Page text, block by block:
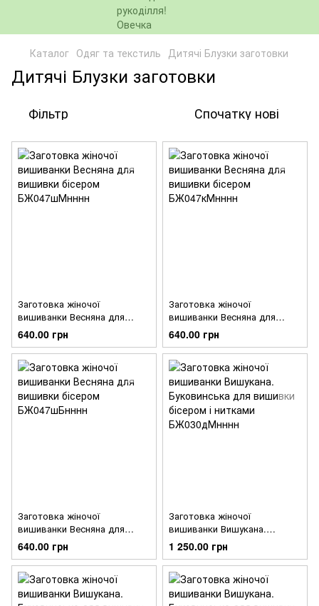
Каталог Одяг та текстиль Дитячі Блузки заготовки
Дитячі Блузки заготовки
Фільтр Спочатку нові
Заготовка жіночої
вишиванки Весняна для
вишивки бісером
БЖ047шМнннн
640.00 грн
Заготовка жіночої
вишиванки Весняна для
вишивки бісером
БЖ047кМнннн
640.00 грн
Заготовка жіночої
вишиванки Весняна для
вишивки бісером
БЖ047шБнннн
640.00 грн
Заготовка жіночої
вишиванки Вишукана.
Буковинська для вишивки
бісером і нитками
БЖ030дМнннн
1 250.00 грн